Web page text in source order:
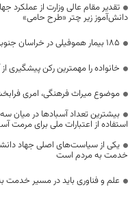
دانش‌آموز زیر چتر «طرح حامی»
۱۸۵ بیمار هموفیلی در خراسان جنوبی تحت پوشش خدمات بیمه سلامت قرار دارند
خانواده را مهمترین رکن پیشگیری
موضوع میراث فرهنگی، امری
بیشترین تعداد آسبادها در میان
استفاده از اعتبارات ملی برای مرمت
یکی از سیاست‌های اصلی جهاد
خدمت به مردم است
علم و فناوری باید در مسیر خدمت